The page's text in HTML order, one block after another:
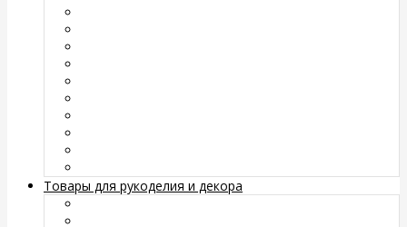
Товары для рукоделия и декора